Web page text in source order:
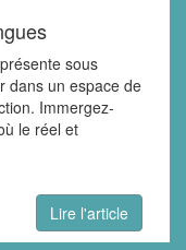
sous
dans un espace de
Immergez-
le réel et
Lire l'article